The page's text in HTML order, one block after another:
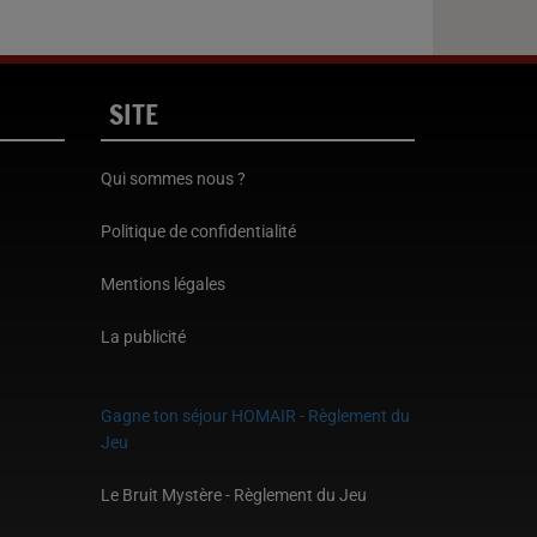
SITE
Qui sommes nous ?
Politique de confidentialité
Mentions légales
La publicité
Gagne ton séjour HOMAIR - Règlement du
Jeu
Le Bruit Mystère - Règlement du Jeu